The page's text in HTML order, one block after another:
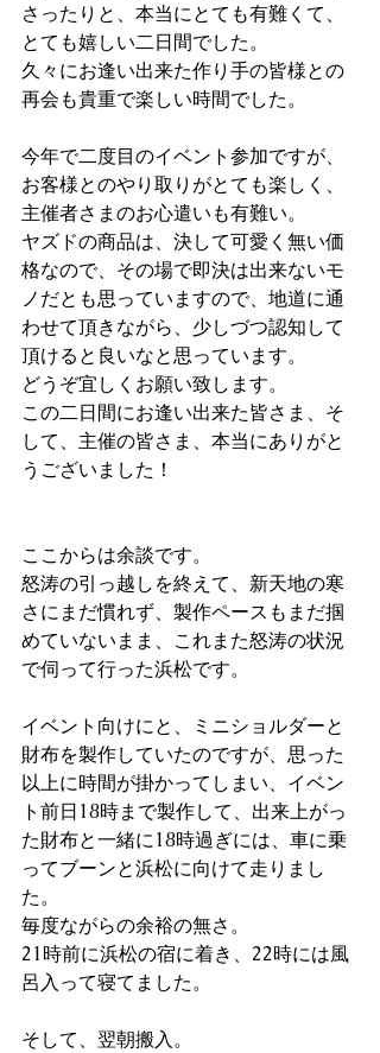
さったりと、本当にとても有難くて、
とても嬉しい二日間でした。
久々にお逢い出来た作り手の皆様との
再会も貴重で楽しい時間でした。
今年で二度目のイベント参加ですが、
お客様とのやり取りがとても楽しく、
主催者さまのお心遣いも有難い。
ヤズドの商品は、決して可愛く無い価
格なので、その場で即決は出来ないモ
ノだとも思っていますので、地道に通
わせて頂きながら、少しづつ認知して
頂けると良いなと思っています。
どうぞ宜しくお願い致します。
この二日間にお逢い出来た皆さま、そ
して、主催の皆さま、本当にありがと
うございました！
ここからは余談です。
怒涛の引っ越しを終えて、新天地の寒
さにまだ慣れず、製作ペースもまだ掴
めていないまま、これまた怒涛の状況
で伺って行った浜松です。
イベント向けにと、ミニショルダーと
財布を製作していたのですが、思った
以上に時間が掛かってしまい、イベン
ト前日18時まで製作して、出来上がっ
た財布と一緒に18時過ぎには、車に乗
ってブーンと浜松に向けて走りまし
た。
毎度ながらの余裕の無さ。
21時前に浜松の宿に着き、22時には風
呂入って寝てました。
そして、翌朝搬入。